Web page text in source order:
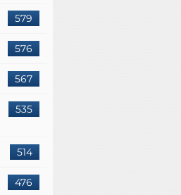
579
576
567
535
514
476